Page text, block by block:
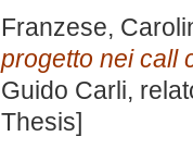
Franzese,
progetto nei call
Guido Carli,
Thesis]